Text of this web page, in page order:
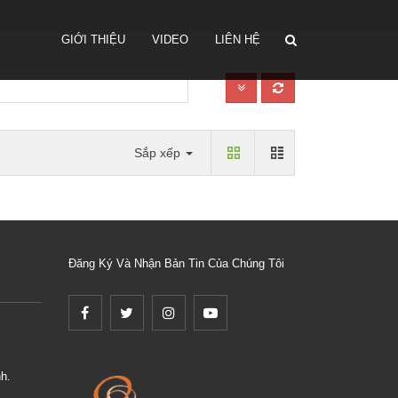
GIỚI THIỆU VIDEO LIÊN HỆ
Sắp xếp
Đăng Ký Và Nhận Bản Tin Của Chúng Tôi